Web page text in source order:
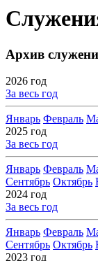
Архив
2026 год
За весь год
Январь Февраль
2025 год
За весь год
Январь Февраль
Сентябрь Октябрь
2024 год
За весь год
Январь Февраль
Сентябрь Октябрь
2023 год